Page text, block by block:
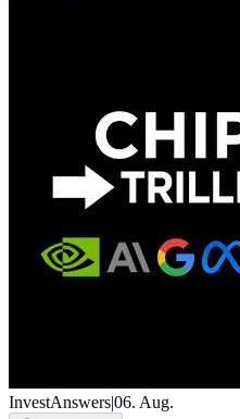
InvestAnswers|06. Aug.